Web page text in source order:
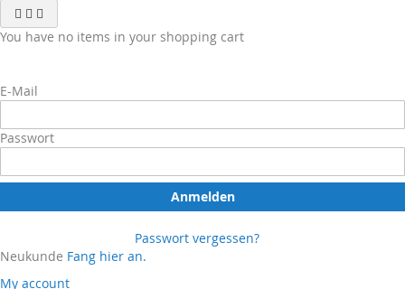
You have no items in your shopping cart
E-Mail
Passwort
Anmelden
Passwort vergessen?
Neukunde Fang hier an.
My account